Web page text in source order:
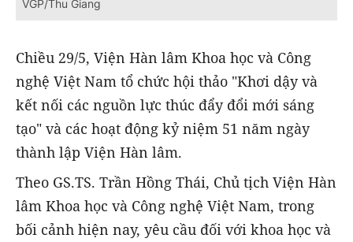
VGP/Thu Giang
Chiều 29/5, Viện Hàn lâm Khoa học và Công
nghệ Việt Nam tổ chức hội thảo "Khơi dậy và
kết nối các nguồn lực thúc đẩy đổi mới sáng
tạo" và các hoạt động kỷ niệm 51 năm ngày
thành lập Viện Hàn lâm.
Theo GS.TS. Trần Hồng Thái, Chủ tịch Viện Hàn
lâm Khoa học và Công nghệ Việt Nam, trong
bối cảnh hiện nay, yêu cầu đối với khoa học và